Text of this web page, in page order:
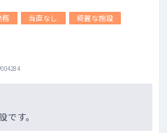
務 当直なし 綺麗な施設
す。